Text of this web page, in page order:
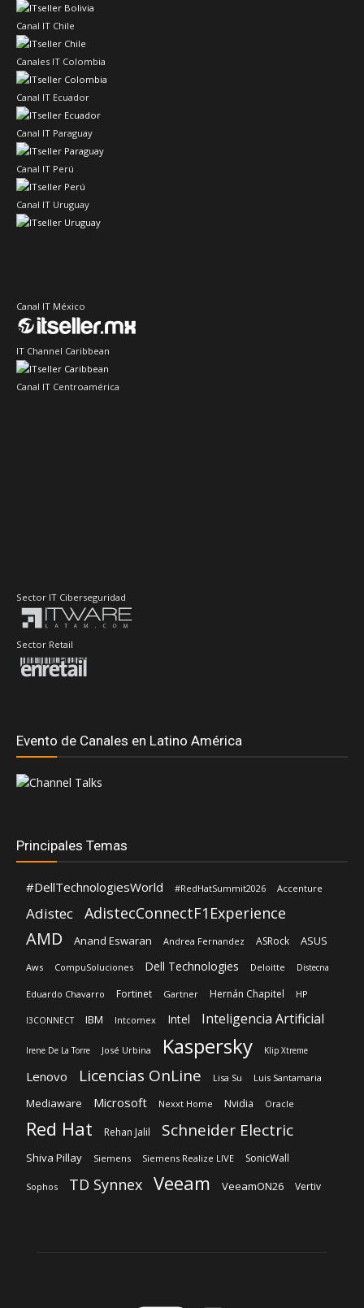
Canal IT Chile
Canales IT Colombia
Canal IT Ecuador
Canal IT Paraguay
Canal IT Perú
Canal IT Uruguay
Canal IT México
IT Channel Caribbean
Canal IT Centroamérica
Sector IT Ciberseguridad
Sector Retail
Evento de Canales en Latino América
Principales Temas
#DellTechnologiesWorld #RedHatSummit2026 Accenture
Adistec AdistecConnectF1Experience
AMD Anand Eswaran Andrea Fernandez ASRock ASUS
Aws CompuSoluciones Dell Technologies Deloitte Distecna
Eduardo Chavarro Fortinet Gartner Hernán Chapitel HP
I3CONNECT IBM Intcomex Intel Inteligencia Artificial
Irene De La Torre José Urbina Kaspersky Klip Xtreme
Lenovo Licencias OnLine Lisa Su Luis Santamaria
Mediaware Microsoft Nexxt Home Nvidia Oracle
Red Hat Rehan Jalil Schneider Electric
Shiva Pillay Siemens Siemens Realize LIVE SonicWall
Sophos TD Synnex Veeam VeeamON26 Vertiv